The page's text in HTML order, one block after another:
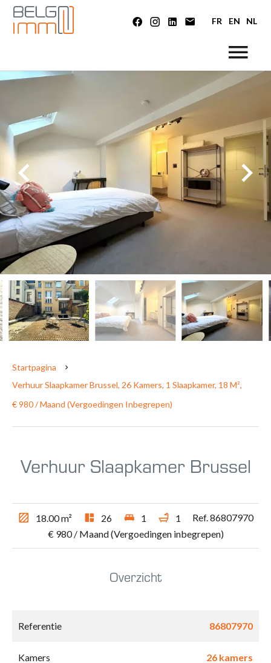
FR EN NL
Startpagina
Verhuur Slaapkamer Brussel, 26 Kamers, 1 Slaapkamer, 18 M²,
€ 980 / Maand (Vergoedingen Inbegrepen)
Verhuur Slaapkamer Brussel
18.00m² 26 1 1
Ref. 86807970
€ 980 / Maand (Vergoedingen inbegrepen)
Overzicht
Referentie 86807970
Kamers 26 kamers